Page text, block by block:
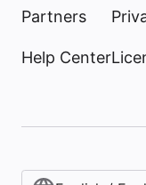
Partners
Help Center